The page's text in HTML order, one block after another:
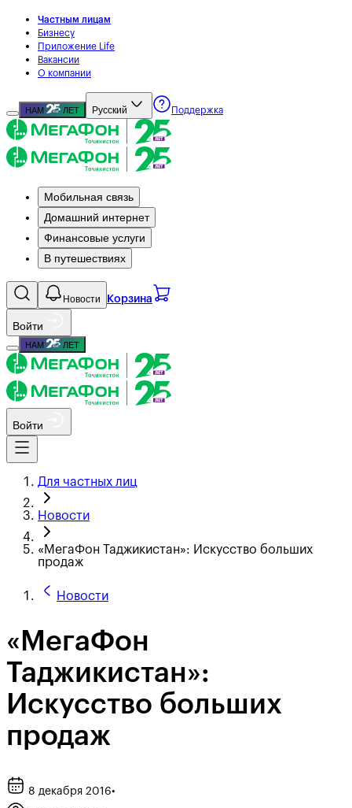
Частным лицам
Бизнесу
Приложение Life
Вакансии
О компании
НАМ ЛЕТ Русский Поддержка
Мобильная связь
Домашний интернет
Финансовые услуги
В путешествиях
Новости Корзина
Войти
НАМ ЛЕТ
Войти
Для частных лиц
Новости
«МегаФон Таджикистан»: Искусство больших
продаж
Новости
«МегаФон
Таджикистан»:
Искусство больших
продаж
8 декабря 2016•